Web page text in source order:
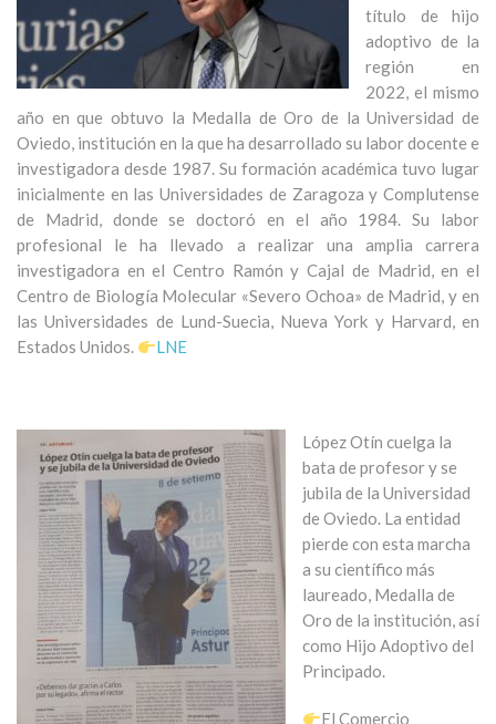
título de hijo
adoptivo de la
región en
2022, el mismo
año en que obtuvo la Medalla de Oro de la Universidad de
Oviedo, institución en la que ha desarrollado su labor docente e
investigadora desde 1987. Su formación académica tuvo lugar
inicialmente en las Universidades de Zaragoza y Complutense
de Madrid, donde se doctoró en el año 1984. Su labor
profesional le ha llevado a realizar una amplia carrera
investigadora en el Centro Ramón y Cajal de Madrid, en el
Centro de Biología Molecular «Severo Ochoa» de Madrid, y en
las Universidades de Lund-Suecia, Nueva York y Harvard, en
Estados Unidos.
LNE
López Otín cuelga la
bata de profesor y se
jubila de la Universidad
de Oviedo. La entidad
pierde con esta marcha
a su científico más
laureado, Medalla de
Oro de la institución, así
como Hijo Adoptivo del
Principado.
El Comercio